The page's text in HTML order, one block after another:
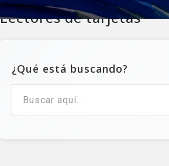
Lectores de tarjetas
¿Qué está buscando?